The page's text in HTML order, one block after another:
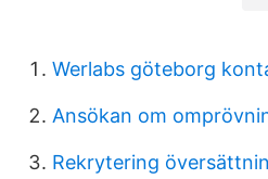
Werlabs göteborg
Ansökan om
Rekrytering